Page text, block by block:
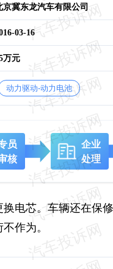
京冀东龙汽车有限公司
03-16
万元
动力驱动-动力电池
员
核
企业
处理
电芯。车辆还在保
作为。